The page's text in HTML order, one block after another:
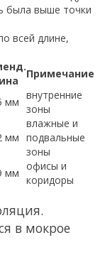
была выше точки
всей длине,
Примечание
мм
внутренние
зоны
мм
влажные и
подвальные
зоны
мм
офисы и
коридоры
в мокрое